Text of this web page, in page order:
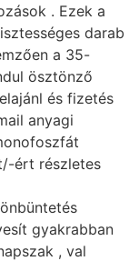
. Ezek a
darab
a 35-
ösztönző
és fizetés
anyagi
ért részletes
gyakrabban
, val